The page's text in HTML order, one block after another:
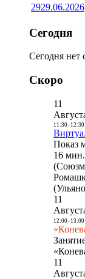
2929.06.2026
Сегодня
Сегодня нет
Скоро
11
11:30- 12:30
Показ
16
11
12:00- 13:00
11